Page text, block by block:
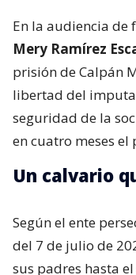
En la audiencia
Mery Ramírez
prisión de Calpán
libertad del
seguridad de la
en cuatro meses el
Un calvario
Según el ente
del 7 de julio de
sus padres hasta